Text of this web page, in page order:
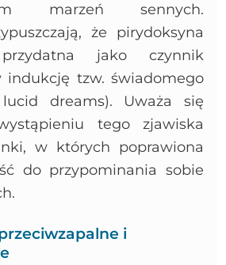
marzeń sennych.
że pirydoksyna
jako czynnik
indukcję tzw. świadomego
dreams). Uważa się
tego zjawiska
w których poprawiona
do przypominania sobie
i